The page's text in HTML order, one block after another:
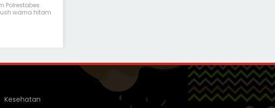
Polrestabes
warna hitam
Kesehatan